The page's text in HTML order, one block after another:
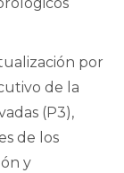
por
de la
(P3),
de los
y